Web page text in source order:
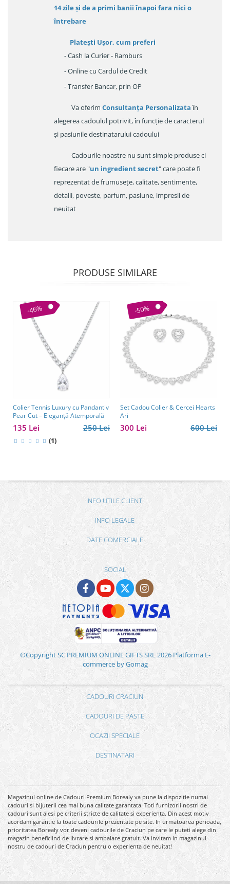
14 zileși de a primi banii înapoi fara nici o
întrebare
Platești Ușor, cum preferi
- Cash la Curier - Ramburs
- Online cu Cardul de Credit
- Transfer Bancar, prin OP
Va oferim Consultanța Personalizataîn
alegerea cadoulul potrivit, în funcție de caracterul
și pasiunile destinatarului cadoului
Cadourile noastre nu sunt simple produse ci
fiecare are "un ingredient secret" care poate fi
reprezentat de frumusețe, calitate, sentimente,
detalii, poveste, parfum, pasiune, impresii de
neuitat
PRODUSE SIMILARE
-46%
Colier Tennis Luxury cu Pandantiv
Pear Cut – Eleganță Atemporală
250 Lei
135 Lei
(1)
-50%
Set Cadou Colier & Cercei Hearts
Ari
600 Lei
300 Lei
INFO UTILE CLIENTI
INFO LEGALE
DATE COMERCIALE
SOCIAL
©Copyright SC PREMIUM ONLINE GIFTS SRL 2026 Platforma E-
commerce by Gomag
CADOURI CRACIUN
CADOURI DE PASTE
OCAZII SPECIALE
DESTINATARI
Magazinul online de Cadouri Premium Borealy va pune la dispozitie numai
cadouri si bijuterii cea mai buna calitate garantata. Toti furnizorii nostri de
cadouri sunt alesi pe criterii stricte de calitate si experienta. Din acest motiv
acordam garantie la toate cadourile prezentate pe site. In urmatoarea perioada,
prioritatea Borealy vor deveni cadourile de Craciun pe care le puteti alege din
magazin beneficiind de livrare si ambalare gratuit. Va invitam in magazinul
nostru de cadouri de Craciun pentru o experienta de neuitat!